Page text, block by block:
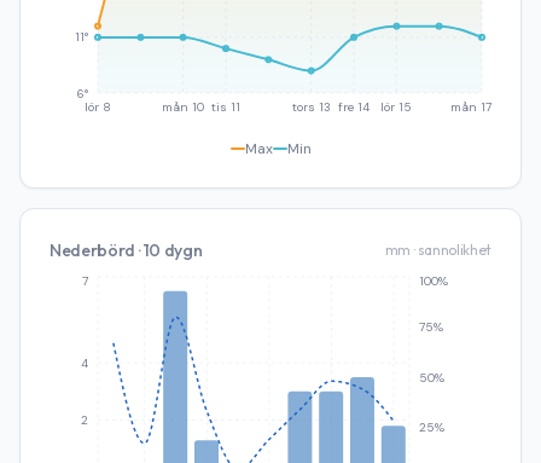
lör 8 mån 10 tis 11 tors 13 fre 14 lör 15 mån 17
6°
11°
Max Min
Nederbörd · 10 dygn mm · sannolikhet
2
4
7
25%
50%
75%
100%